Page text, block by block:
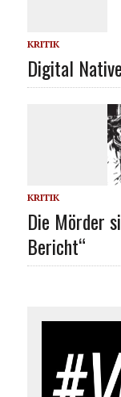
KRITIK
Digital
KRITIK
Die Mörder
Bericht“